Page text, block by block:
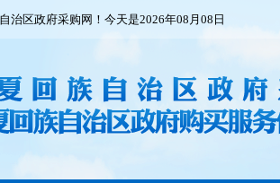
治区政府采购网！今天是2026年08月08日